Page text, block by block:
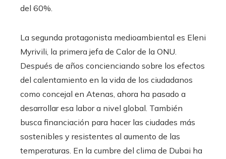
del 60%.
La segunda protagonista medioambiental es Eleni
Myrivili, la primera jefa de Calor de la ONU.
Después de años concienciando sobre los efectos
del calentamiento en la vida de los ciudadanos
como concejal en Atenas, ahora ha pasado a
desarrollar esa labor a nivel global. También
busca financiación para hacer las ciudades más
sostenibles y resistentes al aumento de las
temperaturas. En la cumbre del clima de Dubai ha